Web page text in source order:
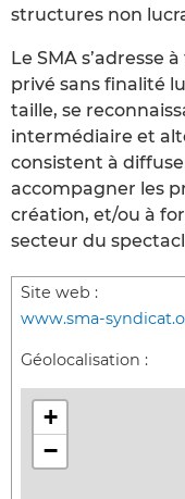
structures non
Le SMA s’adresse
privé sans finalité
taille, se
intermédiaire et
consistent à
accompagner les
création, et/ou à
secteur du
Site web :
www.sma-
Géolocalisation :
+
−